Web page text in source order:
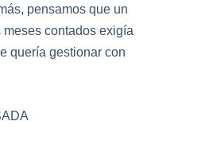
pensamos que un
contados exigía
quería gestionar con